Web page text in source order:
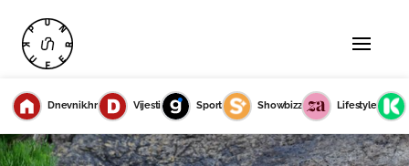
Dnevnik.hr Vijesti Sport Showbizz Lifestyle